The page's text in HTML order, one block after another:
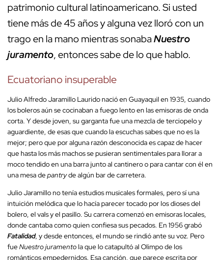
patrimonio cultural latinoamericano. Si usted
tiene más de 45 años y alguna vez lloró con un
trago en la mano mientras sonabaNuestro
juramento, entonces sabe de lo que hablo.
Ecuatoriano insuperable
Julio Alfredo Jaramillo Laurido nació en Guayaquil en 1935, cuando
los boleros aún se cocinaban a fuego lento en las emisoras de onda
corta. Y desde joven, su garganta fue una mezcla de terciopelo y
aguardiente, de esas que cuando la escuchas sabes que no es la
mejor; pero que por alguna razón desconocida es capaz de hacer
que hasta los más machos se pusieran sentimentales para llorar a
moco tendido en una barra junto al cantinero o para cantar con él en
una mesa depantryde algún bar de carretera.
Julio Jaramillo no tenía estudios musicales formales, pero sí una
intuición melódica que lo hacía parecer tocado por los dioses del
bolero, el vals y el pasillo. Su carrera comenzó en emisoras locales,
donde cantaba como quien confiesa sus pecados. En 1956 grabó
Fatalidad, y desde entonces, el mundo se rindió ante su voz. Pero
fueNuestro juramentola que lo catapultó al Olimpo de los
románticos empedernidos. Esa canción, que parece escrita por